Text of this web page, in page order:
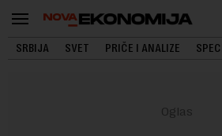
SRBIJA SVET PRIČE I ANALIZE